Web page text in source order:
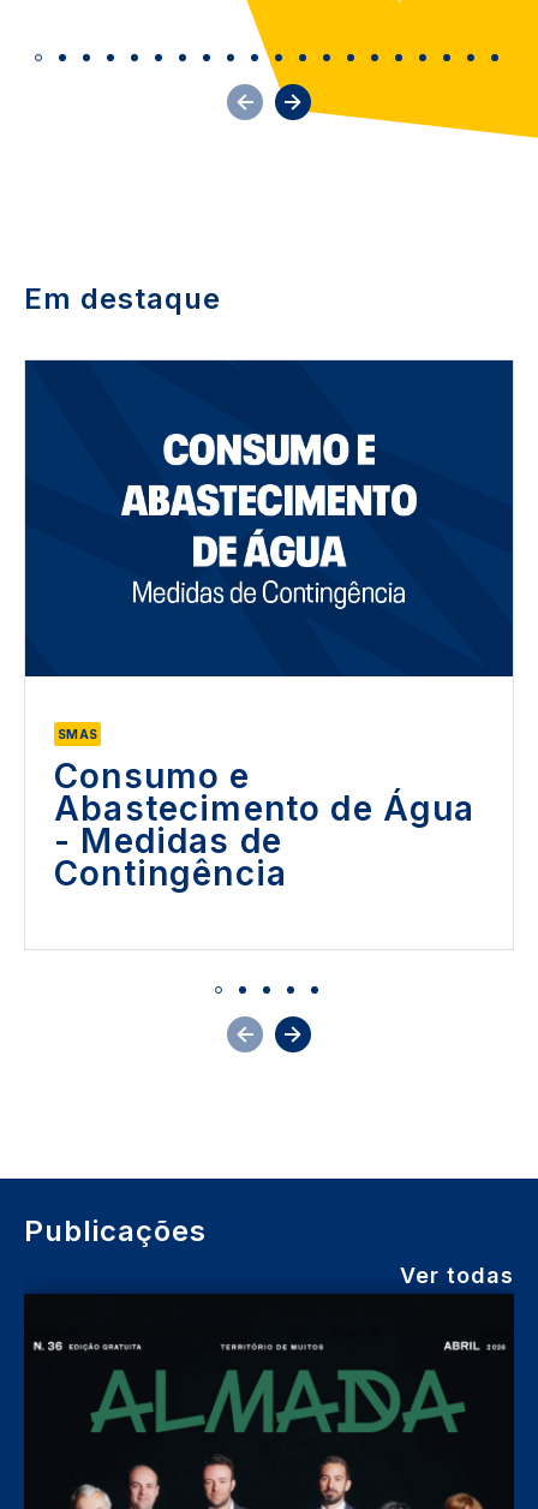
Em destaque
SMAS
Consumo e
Abastecimento de Água
- Medidas de
Contingência
Publicações
Ver todas